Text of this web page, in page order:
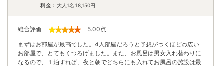
料金： 大人1名 18,150円
総合評価 5.00 点
まずはお部屋が最高でした。4人部屋だろうと予想がつくほどの広い
お部屋で、とてもくつろげました。また、お風呂は男女入れ替わりに
なるので、１泊すれば、夜と朝でどちらにも入れてお風呂の施設は最